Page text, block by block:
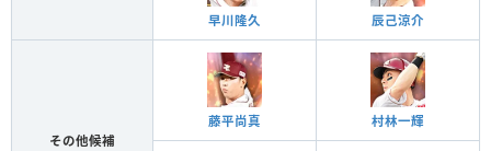
早川隆久
辰己涼介
その他候補
藤平尚真 村林一輝